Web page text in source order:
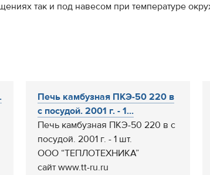
так и под навесом при температуре
Печь камбузная ПКЭ-50 220 в
с посудой. 2001 г. - 1...
Печь камбузная ПКЭ-50 220 в с
посудой. 2001 г. - 1 шт.
ООО “ТЕПЛОТЕХНИКА”
сайт www.tt-ru.ru